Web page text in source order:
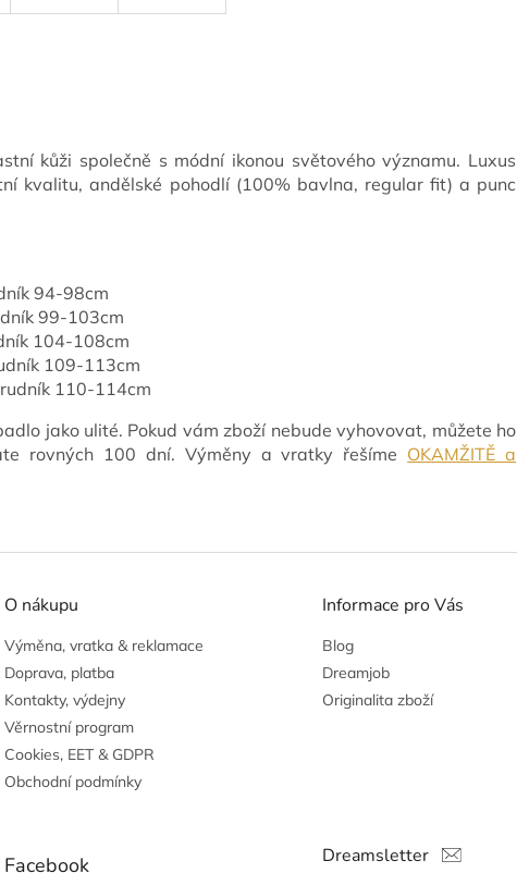
kůži společně s módní ikonou světového významu. Luxus
kvalitu, andělské pohodlí (100% bavlna, regular fit) a punc
94-98cm
99-103cm
104-108cm
109-113cm
110-114cm
jako ulité. Pokud vám zboží nebude vyhovovat, můžete ho
rovných 100 dní. Výměny a vratky řešíme OKAMŽITĚ a
O nákupu
Výměna, vratka & reklamace
Doprava, platba
Kontakty, výdejny
Věrnostní program
Cookies, EET & GDPR
Obchodní podmínky
Informace pro Vás
Blog
Dreamjob
Originalita zboží
Facebook Dreamsletter